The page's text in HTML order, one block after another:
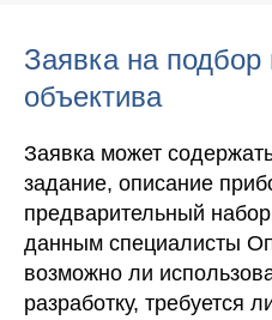
Заявка на подбор
объектива
Заявка может
задание, описание
предварительный
данным специалисты
возможно ли
разработку, требуется